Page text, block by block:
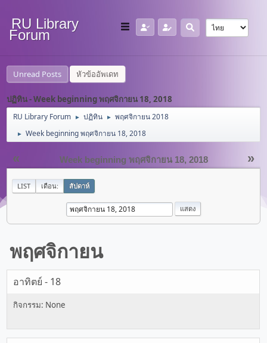
RU Library
Forum
Unread Posts หัวข้ออัพเดท
ปฏิทิน - Week beginning พฤศจิกายน 18, 2018
RU Library Forum ► ปฏิทิน ► พฤศจิกายน 2018
► Week beginning พฤศจิกายน 18, 2018
« »
Week beginning พฤศจิกายน 18, 2018
LIST เดือน: สัปดาห์
พฤศจิกายน
อาทิตย์ - 18